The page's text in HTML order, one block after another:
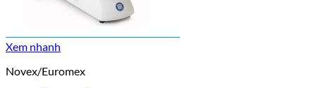
Xem nhanh
Novex/Euromex